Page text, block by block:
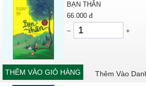
BẠN THÂN
66.000 đ
−
+
THÊM VÀO GIỎ HÀNG Thêm Vào